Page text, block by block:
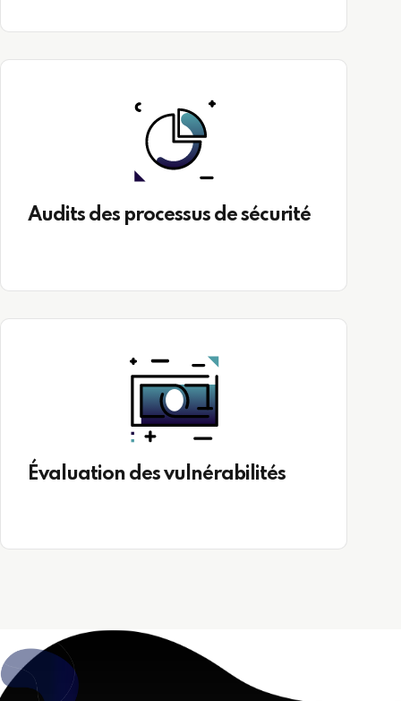
Audits des processus de sécurité
Évaluation des vulnérabilités